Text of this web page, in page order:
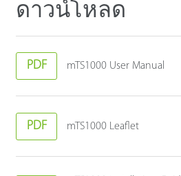
ดาวน์โหลด
PDF mTS1000 User Manual
PDF mTS1000 Leaflet